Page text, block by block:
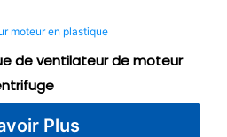
de ventilateur de moteur
Plus